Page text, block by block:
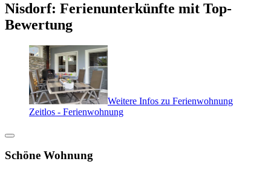
Nisdorf: Ferienunterkünfte mit Top-
Bewertung
Weitere Infos zu Ferienwohnung
Zeitlos - Ferienwohnung
Schöne Wohnung